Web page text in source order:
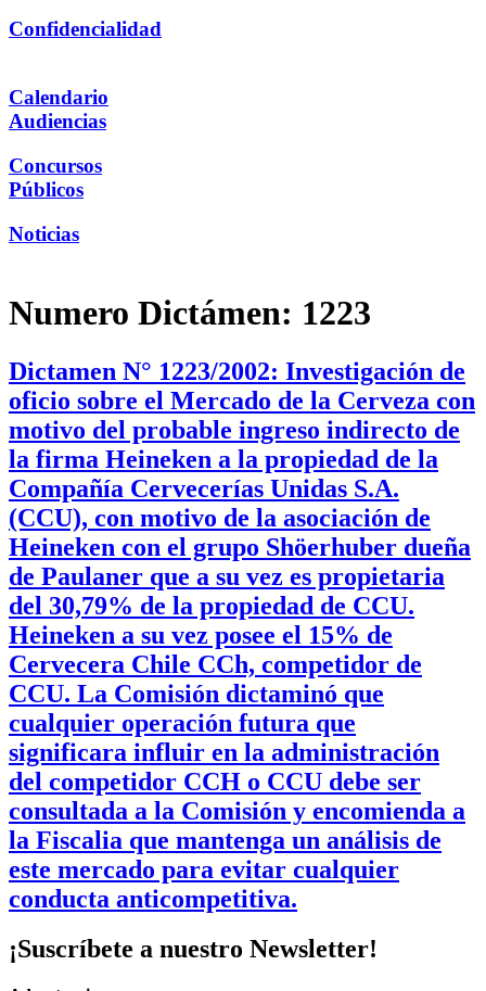
Confidencialidad
Calendario
Audiencias
Concursos
Públicos
Noticias
Numero Dictámen: 1223
Dictamen N° 1223/2002: Investigación de
oficio sobre el Mercado de la Cerveza con
motivo del probable ingreso indirecto de
la firma Heineken a la propiedad de la
Compañía Cervecerías Unidas S.A.
(CCU), con motivo de la asociación de
Heineken con el grupo Shöerhuber dueña
de Paulaner que a su vez es propietaria
del 30,79% de la propiedad de CCU.
Heineken a su vez posee el 15% de
Cervecera Chile CCh, competidor de
CCU. La Comisión dictaminó que
cualquier operación futura que
significara influir en la administración
del competidor CCH o CCU debe ser
consultada a la Comisión y encomienda a
la Fiscalia que mantenga un análisis de
este mercado para evitar cualquier
conducta anticompetitiva.
¡Suscríbete a nuestro Newsletter!